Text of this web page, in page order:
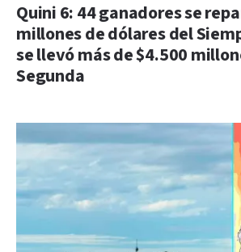
Quini 6: 44 ganadores se
millones de dólares del
se llevó más de $4.500
Segunda